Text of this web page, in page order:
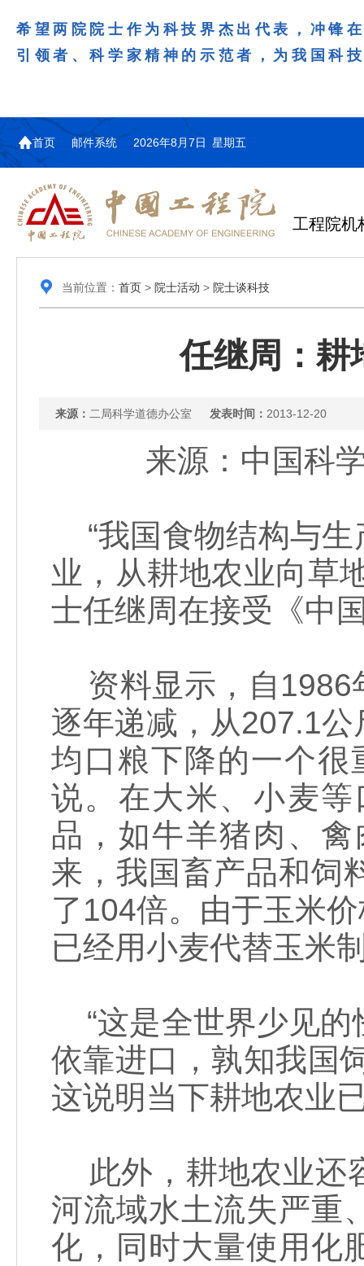
希望两院院士作为科技界杰出代表，冲锋
引领者、科学家精神的示范者，为我国科
首页 邮件系统 2026年8月7日 星期五
工程院机
当前位置： 首页> 院士活动 > 院士谈科技
任继周：耕
来源： 二局科学道德办公室 发表时间： 2013-12-20
来源：中国科
“我国食物结构与生
业，从耕地农业向草
士任继周在接受《中
资料显示，自1986
逐年递减，从207.1
均口粮下降的一个很
说。在大米、小麦
品，如牛羊猪肉、
来，我国畜产品和饲
了104倍。由于玉米
已经用小麦代替玉米
“这是全世界少见的
依靠进口，孰知我国
这说明当下耕地农业
此外，耕地农业还
河流域水土流失严重
化，同时大量使用化